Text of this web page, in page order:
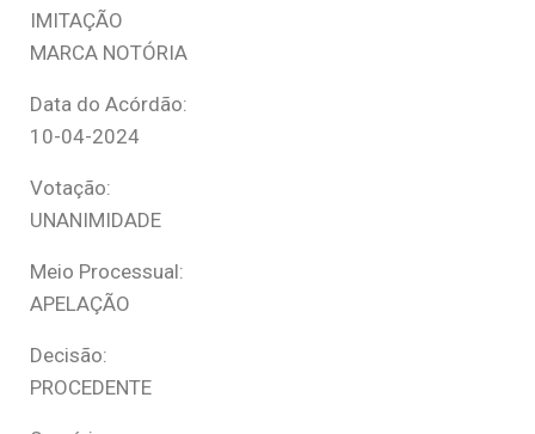
IMITAÇÃO
MARCA NOTÓRIA
Data do Acórdão:
10-04-2024
Votação:
UNANIMIDADE
Meio Processual:
APELAÇÃO
Decisão:
PROCEDENTE